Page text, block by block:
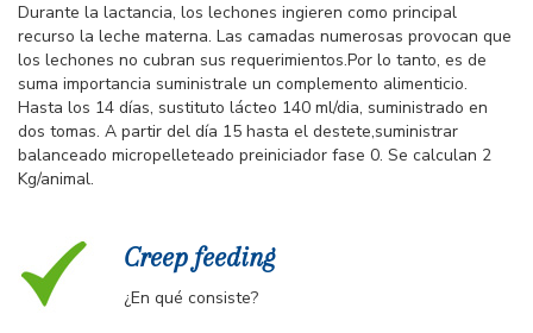
Durante la lactancia, los lechones ingieren como principal
recurso la leche materna. Las camadas numerosas provocan que
los lechones no cubran sus requerimientos.Por lo tanto, es de
suma importancia suministrale un complemento alimenticio.
Hasta los 14 días, sustituto lácteo 140 ml/dia, suministrado en
dos tomas. A partir del día 15 hasta el destete,suministrar
balanceado micropelleteado preiniciador fase 0. Se calculan 2
Kg/animal.
Creep feeding
¿En qué consiste?